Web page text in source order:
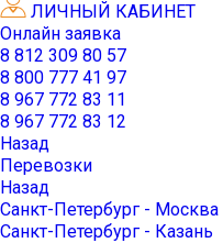
ЛИЧНЫЙ КАБИНЕТ
Онлайн заявка
8 812 309 80 57
8 800 777 41 97
8 967 772 83 11
8 967 772 83 12
Назад
Перевозки
Назад
Санкт-Петербург - Москва
Санкт-Петербург - Казань